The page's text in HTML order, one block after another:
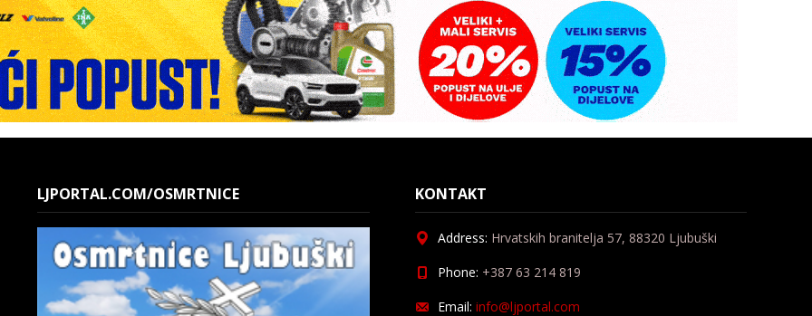
LJPORTAL.COM/OSMRTNICE KONTAKT
Address: Hrvatskih branitelja 57, 88320 Ljubuški
Phone: +387 63 214 819
Email: info@ljportal.com